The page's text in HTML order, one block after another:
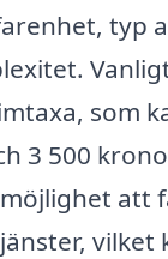
typ
som
3 500
att
vilket